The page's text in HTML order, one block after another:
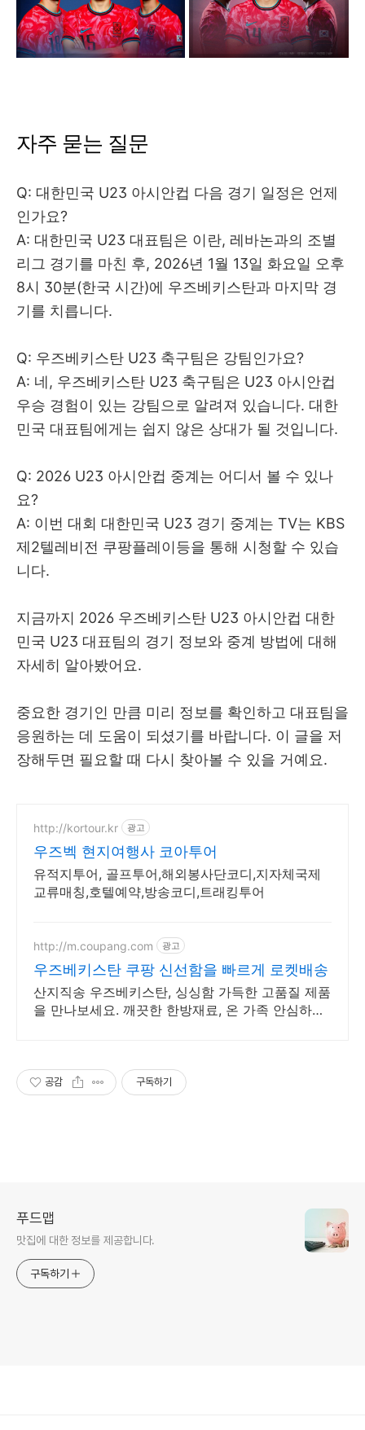
자주 묻는 질문
Q: 대한민국 U23 아시안컵 다음 경기 일정은 언제
인가요?
A: 대한민국 U23 대표팀은 이란, 레바논과의 조별
리그 경기를 마친 후, 2026년 1월 13일 화요일 오후
8시 30분(한국 시간)에 우즈베키스탄과 마지막 경
기를 치릅니다.
Q: 우즈베키스탄 U23 축구팀은 강팀인가요?
A: 네, 우즈베키스탄 U23 축구팀은 U23 아시안컵
우승 경험이 있는 강팀으로 알려져 있습니다. 대한
민국 대표팀에게는 쉽지 않은 상대가 될 것입니다.
Q: 2026 U23 아시안컵 중계는 어디서 볼 수 있나
요?
A: 이번 대회 대한민국 U23 경기 중계는 TV는 KBS
제2텔레비전 쿠팡플레이등을 통해 시청할 수 있습
니다.
지금까지 2026 우즈베키스탄 U23 아시안컵 대한
민국 U23 대표팀의 경기 정보와 중계 방법에 대해
자세히 알아봤어요.
중요한 경기인 만큼 미리 정보를 확인하고 대표팀을
응원하는 데 도움이 되셨기를 바랍니다. 이 글을 저
장해두면 필요할 때 다시 찾아볼 수 있을 거예요.
http://kortour.kr 광고
우즈벡 현지여행사 코아투어
유적지투어, 골프투어,해외봉사단코디,지자체국제
교류매칭,호텔예약,방송코디,트래킹투어
http://m.coupang.com 광고
우즈베키스탄 쿠팡 신선함을 빠르게 로켓배송
산지직송 우즈베키스탄, 싱싱함 가득한 고품질 제품
을 만나보세요. 깨끗한 한방재료, 온 가족 안심하고,
공감 구독하기
푸드맵
맛집에 대한 정보를 제공합니다.
구독하기